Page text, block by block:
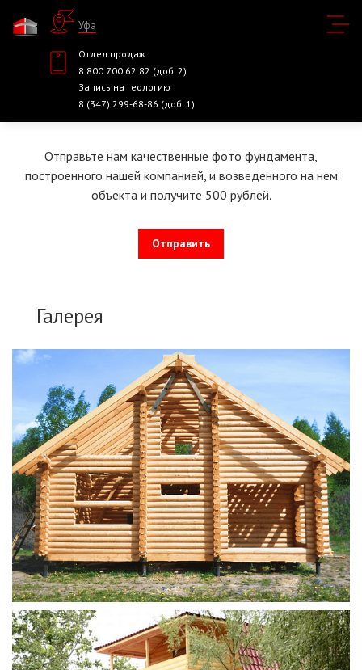
Уфа
Отдел продаж
8 800 700 62 82 (доб. 2)
Запись на геологию
8 (347) 299-68-86 (доб. 1)
Отправьте нам качественные фото фундамента,
построенного нашей компанией, и возведенного на нем
объекта и получите 500 рублей.
Отправить
Галерея